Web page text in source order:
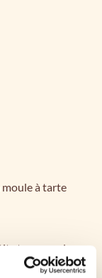
moule à tarte
trous sur le
puis des billes